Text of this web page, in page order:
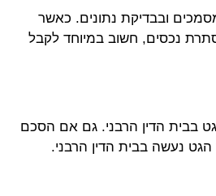
ובבדיקת נתונים. כאשר
נכסים, חשוב במיוחד לקבל
בבית הדין הרבני. גם אם הסכם
נעשה בבית הדין הרבני.